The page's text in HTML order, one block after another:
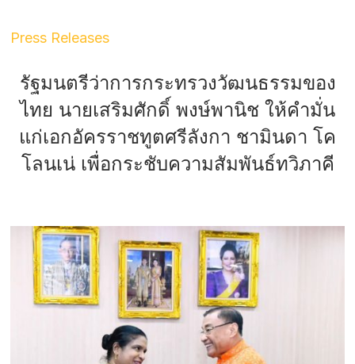
Press Releases
รัฐมนตรีว่าการกระทรวงวัฒนธรรมของ
ไทย นายเสริมศักดิ์ พงษ์พานิช ให้คำมั่น
แก่เอกอัครราชทูตศรีลังกา ชามินดา โค
โลนเน่ เพื่อกระชับความสัมพันธ์ทวิภาคี